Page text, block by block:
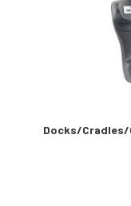
Docks/Cradles/